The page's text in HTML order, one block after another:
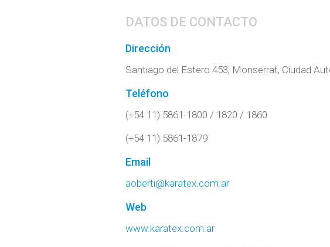
DATOS DE CONTACTO
Dirección
Santiago del Estero 453, Monserrat, Ciudad
Teléfono
(+54 11) 5861-1800 / 1820 / 1860
(+54 11) 5861-1879
Email
aoberti@karatex.com.ar
Web
www.karatex.com.ar